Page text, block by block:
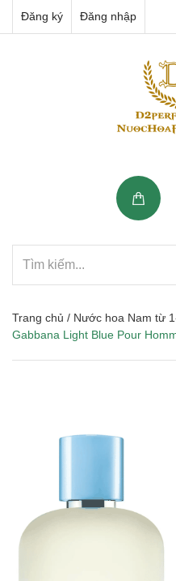
Đăng ký Đăng nhập
Trang chủ / Nước hoa Nam từ
Gabbana Light Blue Pour